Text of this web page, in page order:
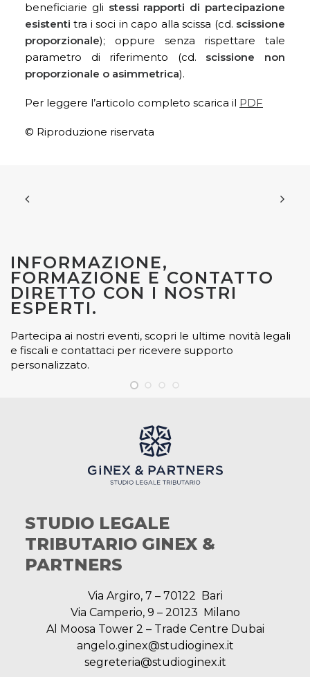
beneficiarie gli stessi rapporti di partecipazione
esistenti tra i soci in capo alla scissa (cd. scissione
proporzionale); oppure senza rispettare tale
parametro di riferimento (cd. scissione non
proporzionale o asimmetrica).
Per leggere l’articolo completo scarica il PDF
© Riproduzione riservata
INFORMAZIONE,
FORMAZIONE E CONTATTO
DIRETTO CON I NOSTRI
ESPERTI.
Partecipa ai nostri eventi, scopri le ultime novità legali
e fiscali e contattaci per ricevere supporto
personalizzato.
STUDIO LEGALE
TRIBUTARIO GINEX &
PARTNERS
Via Argiro, 7 – 70122 Bari
Via Camperio, 9 – 20123 Milano
Al Moosa Tower 2 – Trade Centre Dubai
angelo.ginex@studioginex.it
segreteria@studioginex.it